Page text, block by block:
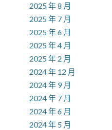
2025 年 8 月
2025 年 7 月
2025 年 6 月
2025 年 4 月
2025 年 2 月
2024 年 12 月
2024 年 9 月
2024 年 7 月
2024 年 6 月
2024 年 5 月